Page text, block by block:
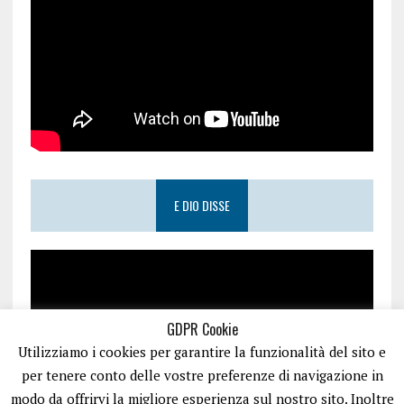
E DIO DISSE
GDPR Cookie
Utilizziamo i cookies per garantire la funzionalità del sito e
per tenere conto delle vostre preferenze di navigazione in
modo da offrirvi la migliore esperienza sul nostro sito. Inoltre